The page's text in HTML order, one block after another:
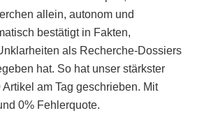
allein, autonom und
bestätigt in Fakten,
als Recherche-Dossiers
hat. So hat unser stärkster
am Tag geschrieben. Mit
0% Fehlerquote.